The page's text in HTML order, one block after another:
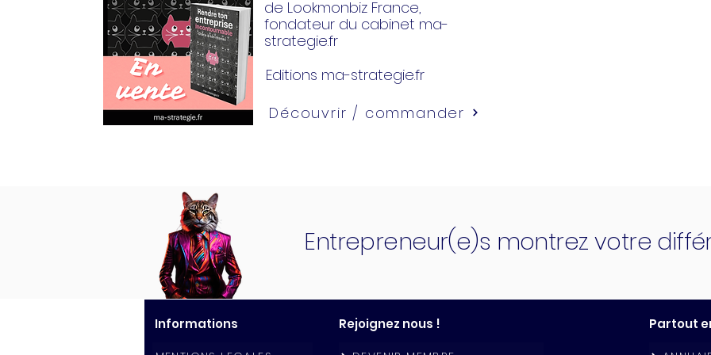
de Lookmonbiz France,
fondateur du cabinet ma-
strategie.fr
Editions ma-strategie.fr
Découvrir / commander
Entrepreneur(e)s montrez votre
Informations Rejoignez nous ! Partout